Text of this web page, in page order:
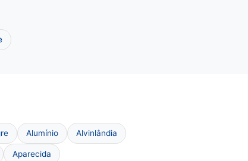
Alumínio Alvinlândia
Aparecida